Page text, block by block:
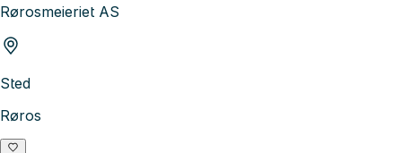
Rørosmeieriet AS
Sted
Røros